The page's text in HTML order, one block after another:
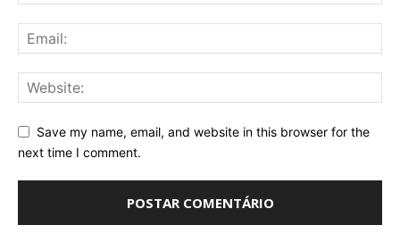
Save my name, email, and website in this browser for the
next time I comment.